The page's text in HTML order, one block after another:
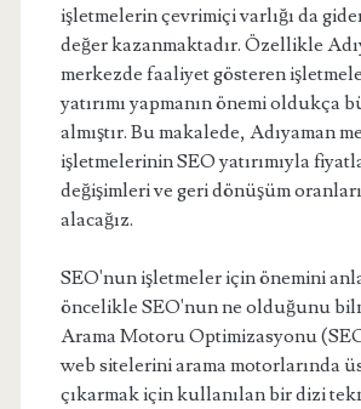
işletmelerin çevrimiçi varlığı da
değer kazanmaktadır. Özellikle
merkezde faaliyet gösteren
yatırımı yapmanın önemi oldukça
almıştır. Bu makalede, Adıyaman
işletmelerinin SEO yatırımıyla
değişimleri ve geri dönüşüm
alacağız.
SEO'nun işletmeler için önemini
öncelikle SEO'nun ne olduğunu
Arama Motoru Optimizasyonu
web sitelerini arama motorlarında
çıkarmak için kullanılan bir dizi